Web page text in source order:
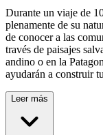
Durante un viaje de
plenamente de su
de conocer a las
través de paisajes
andino o en la
ayudarán a construir
Leer más